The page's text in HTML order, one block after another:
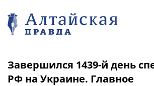
Завершился 1439-й день
РФ на Украине. Главное